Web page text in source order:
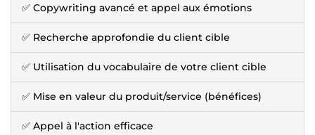
✅ Copywriting avancé et appel aux émotions
✅ Recherche approfondie du client cible
✅ Utilisation du vocabulaire de votre client cible
✅ Mise en valeur du produit/service (bénéfices)
✅ Appel à l'action efficace